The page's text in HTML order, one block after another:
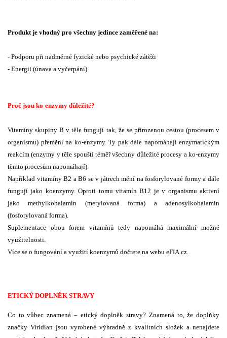
Produkt je vhodný pro všechny jedince zaměřené na:
- Podporu při nadměrné fyzické nebo psychické zátěži
- Energii (únava a vyčerpání)
Proč jsou ko-enzymy důležité?
Vitamíny skupiny B v těle fungují tak, že se přirozenou cestou (procesem v
organismu) přemění na ko-enzymy. Ty pak dále napomáhají enzymatickým
reakcím (enzymy v těle spouští téměř všechny důležité procesy a ko-enzymy
těmto procesům napomáhají).
Například vitamíny B2 a B6 se v játrech mění na fosforylované formy a dále
fungují jako koenzymy. Oproti tomu vitamín B12 je v organismu aktivní
jako methylkobalamin (metylovaná forma) a adenosylkobalamin
(fosforylovaná forma).
Suplementace obou forem vitamínů tedy napomáhá maximální možné
využitelnosti.
Více se o fungování a využití koenzymů dočtete na webu eFIA.cz.
ETICKÝ DOPLNĚK STRAVY
Co to vůbec znamená – etický doplněk stravy? Znamená to, že doplňky
značky Viridian jsou vyrobené výhradně z kvalitních složek a nenajdete